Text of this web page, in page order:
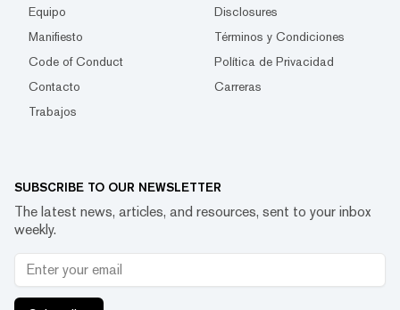
Equipo
Disclosures
Manifiesto
Términos y Condiciones
Code of Conduct
Política de Privacidad
Contacto
Carreras
Trabajos
SUBSCRIBE TO OUR NEWSLETTER
The latest news, articles, and resources, sent to your inbox
weekly.